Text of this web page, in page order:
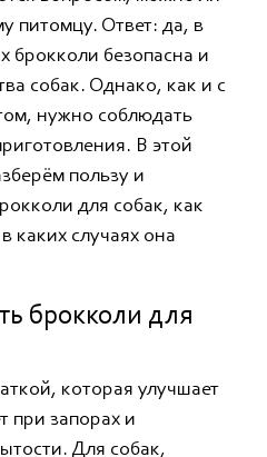
питомцу. Ответ: да, в
брокколи безопасна и
собак. Однако, как и с
нужно соблюдать
В этой
пользу и
для собак, как
каких случаях она
брокколи для
которая улучшает
при запорах и
Для собак,